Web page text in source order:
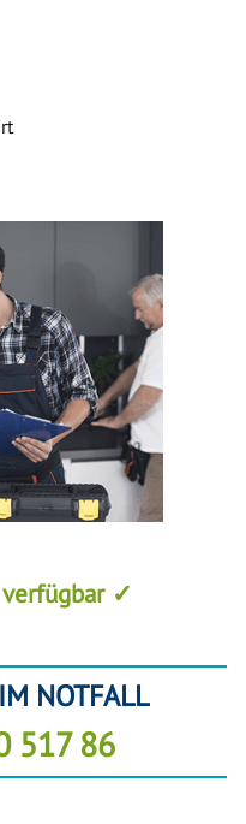
verfügbar ✓
NOTFALL
517 86